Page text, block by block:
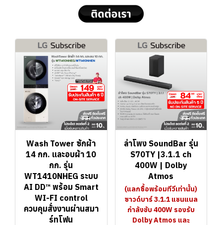
Wash Tower ซักผ้า
14 กก. และอบผ้า 10
กก. รุ่น
WT1410NHEG ระบบ
AI DD™ พร้อม Smart
WI-FI control
ควบคุมสั่งงานผ่านสมา
ร์ทโฟน
ลำโพง SoundBar รุ่น
S70TY |3.1.1 ch
400W | Dolby
Atmos
(แลกซื้อพร้อมทีวีเท่านั้น)
ซาวด์บาร์ 3.1.1 แชนแนล
กำลังขับ 400W รองรับ
Dolby Atmos และ